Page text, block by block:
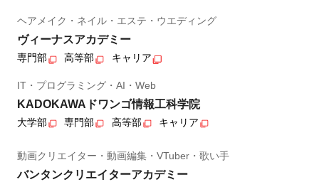
ヘアメイク・ネイル・エステ・ウエディング
ヴィーナスアカデミー
専門部 高等部 キャリア
IT・プログラミング・AI・Web
KADOKAWAドワンゴ情報工科学院
大学部 専門部 高等部 キャリア
動画クリエイター・動画編集・VTuber・歌い手
バンタンクリエイターアカデミー